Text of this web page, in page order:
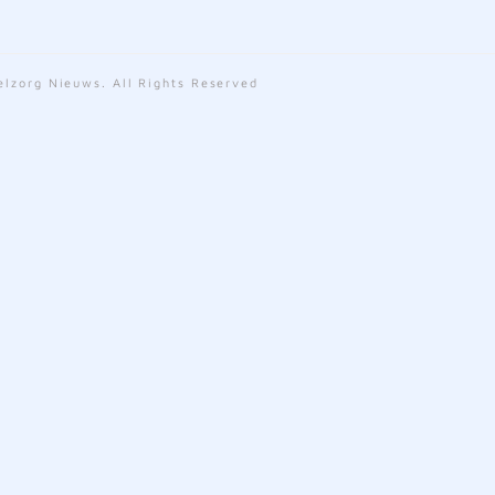
Nieuws. All Rights Reserved